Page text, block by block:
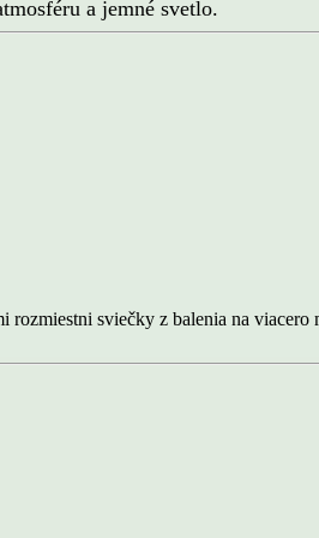
a jemné svetlo.
sviečky z balenia na